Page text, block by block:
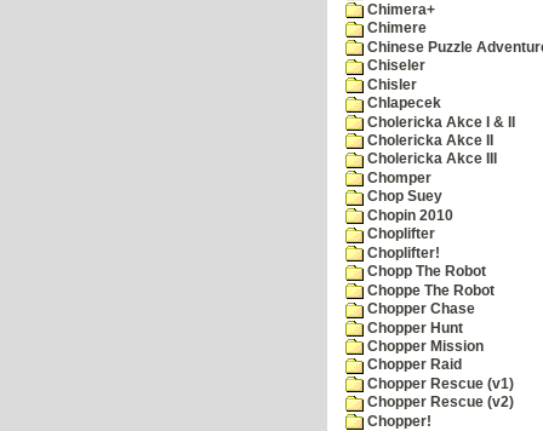
Chimera+
Chimere
Chinese Puzzle
Chiseler
Chisler
Chlapecek
Cholericka Akce I & II
Cholericka Akce II
Cholericka Akce III
Chomper
Chop Suey
Chopin 2010
Choplifter
Choplifter!
Chopp The Robot
Choppe The Robot
Chopper Chase
Chopper Hunt
Chopper Mission
Chopper Raid
Chopper Rescue (v1)
Chopper Rescue (v2)
Chopper!